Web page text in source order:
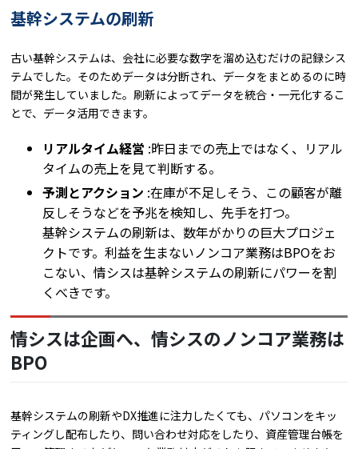
基幹システムの刷新
古い基幹システムは、会社に必要な数字を溜め込むだけの記録シス
テムでした。そのためデータは分断され、データをまとめるのに時
間が発生していました。刷新によってデータを統合・一元化するこ
とで、データ活用できます。
リアルタイム経営 :昨日までの売上ではなく、リアル
タイムの売上を見て判断する。
予測とアクション :在庫が不足しそう、この顧客が離
反しそうなどを予兆を検知し、先手を打つ。
基幹システムの刷新は、数年がかりの巨大プロジェ
クトです。利益を生まないノンコア業務はBPOをお
こない、情シスは基幹システムの刷新にパワーを割
くべきです。
情シスは企画へ、情シスのノンコア業務は
BPO
基幹システムの刷新やDX推進に注力したくても、パソコンをキッ
ティングし配布したり、問い合わせ対応をしたり、資産管理台帳を